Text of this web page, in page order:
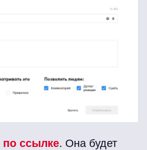
по ссылке. Она будет